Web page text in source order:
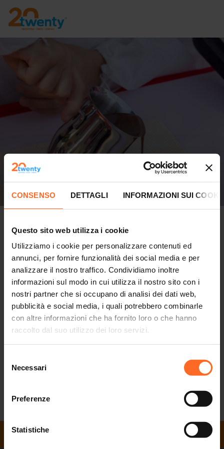
CONSENSO DETTAGLI INFORMAZIONI SUI
Questo sito web utilizza i cookie
Utilizziamo i cookie per personalizzare contenuti ed
annunci, per fornire funzionalità dei social media e per
analizzare il nostro traffico. Condividiamo inoltre
informazioni sul modo in cui utilizza il nostro sito con i
nostri partner che si occupano di analisi dei dati web,
pubblicità e social media, i quali potrebbero combinarle
con altre informazioni che ha fornito loro o che hanno
raccolto dal suo utilizzo dei loro servizi.
delNecessari
Preferenze
Statistiche
🌟 Amanti dei wafer prendete nota! 🌟
ConLOACKERnovembre diventa ancora più dolce! Tutti i
mercoledì di novembre ti aspettano wafer preparati al
momento, fatti a mano e a tuo piacimento!
🕙 Quando? Dalle 10:00 alle 17:00.
📍 Dove? Loacker Café, al 2° piano del Twenty
buoni in buona compagnia!